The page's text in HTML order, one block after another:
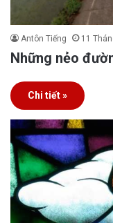
Antôn Tiếng 11
Những nẻo
Chi tiết »